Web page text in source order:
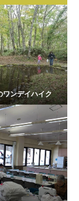
ンデイハイク